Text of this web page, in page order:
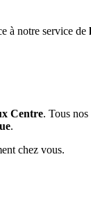
à notre service de
Centre. Tous
.
chez vous.